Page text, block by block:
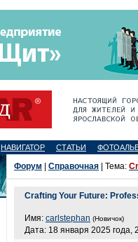
НАВИГАТОР СТАТЬИ
Форум Справочная | Тема:
Crafting Your Future:
Имя: carlstephan (Новичок)
Дата: 18 января 2025 года,